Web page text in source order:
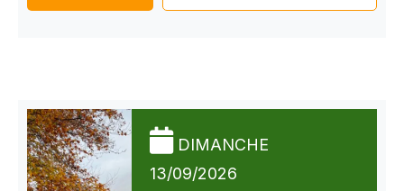
DIMANCHE
13/09/2026